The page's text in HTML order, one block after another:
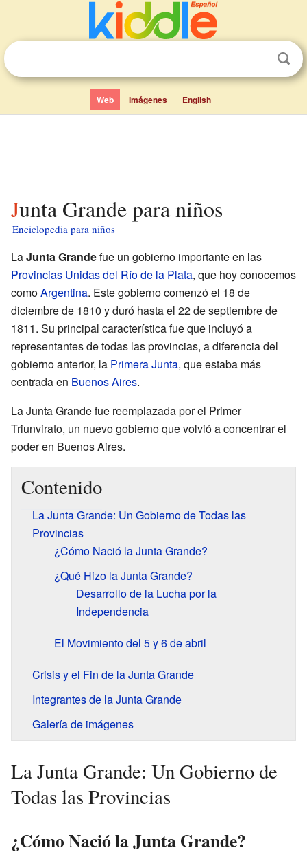
Web Imágenes English
Junta Grande para niños
Enciclopedia para niños
LaJunta Grandefue un gobierno importante en las
Provincias Unidas del Río de la Plata, que hoy conocemos
comoArgentina. Este gobierno comenzó el 18 de
diciembre de 1810 y duró hasta el 22 de septiembre de
1811. Su principal característica fue que incluyó a
representantes de todas las provincias, a diferencia del
gobierno anterior, la Primera Junta, que estaba más
centrada en Buenos Aires.
La Junta Grande fue reemplazada por el Primer
Triunvirato, un nuevo gobierno que volvió a concentrar el
poder en Buenos Aires.
Contenido
La Junta Grande: Un Gobierno de Todas las
Provincias
¿Cómo Nació la Junta Grande?
¿Qué Hizo la Junta Grande?
Desarrollo de la Lucha por la
Independencia
El Movimiento del 5 y 6 de abril
Crisis y el Fin de la Junta Grande
Integrantes de la Junta Grande
Galería de imágenes
La Junta Grande: Un Gobierno de
Todas las Provincias
¿Cómo Nació la Junta Grande?